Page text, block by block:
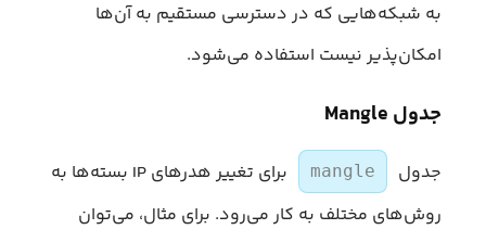
به شبکه‌هایی که در دسترسی مستقیم به آن‌ها
امکان‌پذیر نیست استفاده می‌شود.
جدول Mangle
جدول mangle
برای تغییر هدرهای IP بسته‌ها به
روش‌های مختلف به کار می‌رود. برای مثال، می‌توان